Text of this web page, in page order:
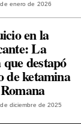
enero de 2026
en la
La
destapó
de ketamina
diciembre de 2025